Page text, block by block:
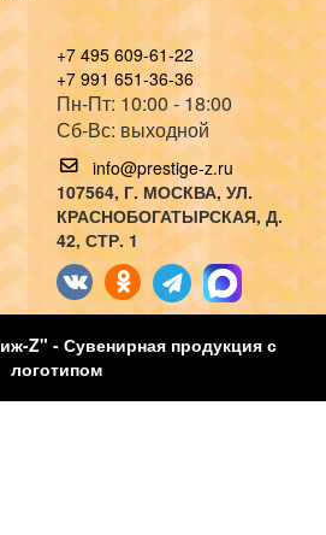
+7 495 609-61-22
+7 991 651-36-36
Пн-Пт: 10:00 - 18:00
Сб-Вс: выходной
info@prestige-z.ru
107564, Г. МОСКВА, УЛ.
КРАСНОБОГАТЫРСКАЯ, Д.
42, СТР. 1
Z" - Сувенирная продукция с
логотипом